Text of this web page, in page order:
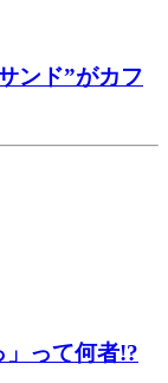
ンド”がカフ
」って何者!?